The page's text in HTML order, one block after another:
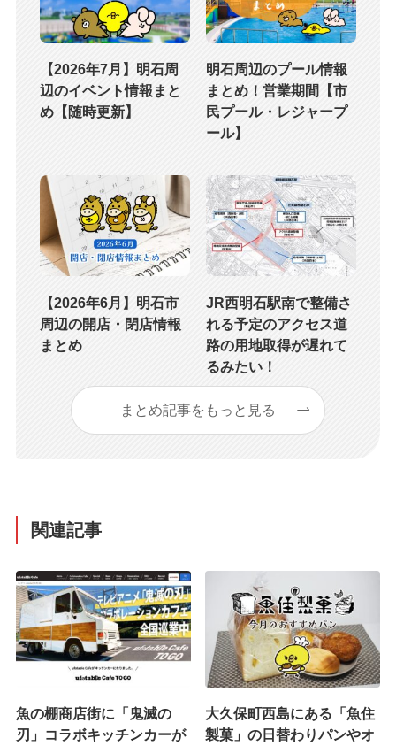
【2026年7月】明石周
辺のイベント情報まと
め【随時更新】
明石周辺のプール情報
まとめ！営業期間【市
民プール・レジャープ
ール】
【2026年6月】明石市
周辺の開店・閉店情報
まとめ
JR西明石駅南で整備さ
れる予定のアクセス道
路の用地取得が遅れて
るみたい！
まとめ記事をもっと見る
関連記事
魚の棚商店街に「鬼滅の
刃」コラボキッチンカーが
大久保町西島にある「魚住
製菓」の日替わりパンやオ